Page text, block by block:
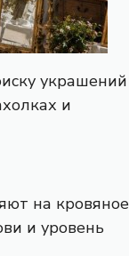
украшений
и